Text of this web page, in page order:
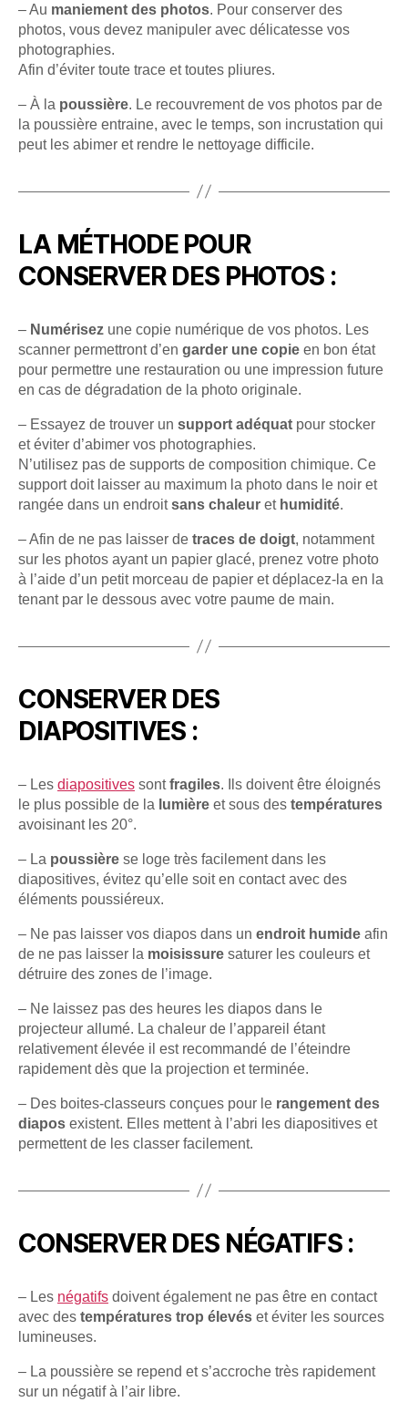
– Au maniement des photos. Pour conserver des
photos, vous devez manipuler avec délicatesse vos
photographies.
Afin d’éviter toute trace et toutes pliures.
– À la poussière. Le recouvrement de vos photos par de
la poussière entraine, avec le temps, son incrustation qui
peut les abimer et rendre le nettoyage difficile.
LA MÉTHODE POUR
CONSERVER DES PHOTOS :
– Numérisez une copie numérique de vos photos. Les
scanner permettront d’en garder une copie en bon état
pour permettre une restauration ou une impression future
en cas de dégradation de la photo originale.
– Essayez de trouver un support adéquat pour stocker
et éviter d’abimer vos photographies.
N’utilisez pas de supports de composition chimique. Ce
support doit laisser au maximum la photo dans le noir et
rangée dans un endroitsans chaleur et humidité.
– Afin de ne pas laisser de traces de doigt, notamment
sur les photos ayant un papier glacé, prenez votre photo
à l’aide d’un petit morceau de papier et déplacez-la en la
tenant par le dessous avec votre paume de main.
CONSERVER DES
DIAPOSITIVES :
– Les diapositives sontfragiles. Ils doivent être éloignés
le plus possible de la lumière et sous des températures
avoisinant les 20°.
– La poussière se loge très facilement dans les
diapositives, évitez qu’elle soit en contact avec des
éléments poussiéreux.
– Ne pas laisser vos diapos dans un endroit humide afin
de ne pas laisser la moisissure saturer les couleurs et
détruire des zones de l’image.
– Ne laissez pas des heures les diapos dans le
projecteur allumé. La chaleur de l’appareil étant
relativement élevée il est recommandé de l’éteindre
rapidement dès que la projection et terminée.
– Des boites-classeurs conçues pour le rangement des
diapos existent. Elles mettent à l’abri les diapositives et
permettent de les classer facilement.
CONSERVER DES NÉGATIFS :
– Les négatifs doivent également ne pas être en contact
avec des températures trop élevés et éviter les sources
lumineuses.
– La poussière se repend et s’accroche très rapidement
sur un négatif à l’air libre.